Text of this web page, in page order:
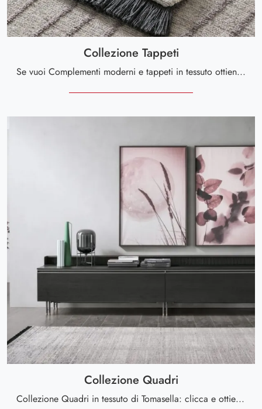
Collezione Tappeti
Se vuoi Complementi moderni e tappeti in tessuto ottieni informazioni sul modello Collezione Tappeti della marca Tomasella.
Collezione Quadri
Collezione Quadri in tessuto di Tomasella: clicca e ottieni informazioni sui Complementi e quadri moderni in tessuto del noto e rinomato marchio!